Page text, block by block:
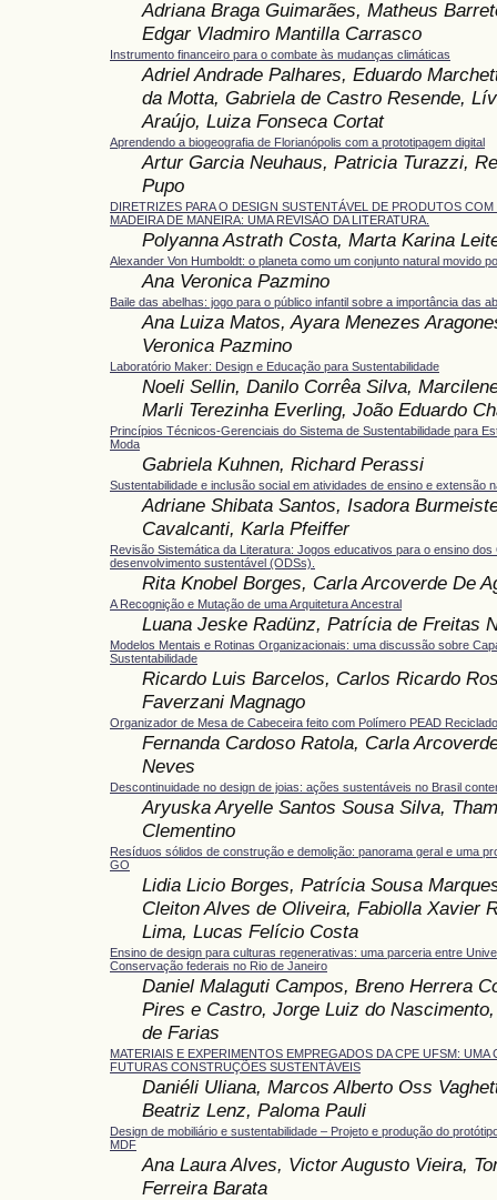
Adriana Braga Guimarães, Matheus
Edgar Vladmiro Mantilla Carrasco
Instrumento financeiro para o combate às mudanças climáticas
Adriel Andrade Palhares, Eduardo
da Motta, Gabriela de Castro Resende,
Araújo, Luiza Fonseca Cortat
Aprendendo a biogeografia de Florianópolis com a prototipagem digital
Artur Garcia Neuhaus, Patricia Turazzi,
Pupo
DIRETRIZES PARA O DESIGN SUSTENTÁVEL DE PRODUTOS
MADEIRA DE MANEIRA: UMA REVISÃO DA LITERATURA.
Polyanna Astrath Costa, Marta Karina
Alexander Von Humboldt: o planeta como um conjunto natural movido
Ana Veronica Pazmino
Baile das abelhas: jogo para o público infantil sobre a importância das
Ana Luiza Matos, Ayara Menezes
Veronica Pazmino
Laboratório Maker: Design e Educação para Sustentabilidade
Noeli Sellin, Danilo Corrêa Silva,
Marli Terezinha Everling, João Eduardo
Princípios Técnicos-Gerenciais do Sistema de Sustentabilidade para
Moda
Gabriela Kuhnen, Richard Perassi
Sustentabilidade e inclusão social em atividades de ensino e extensão
Adriane Shibata Santos, Isadora
Cavalcanti, Karla Pfeiffer
Revisão Sistemática da Literatura: Jogos educativos para o ensino dos
desenvolvimento sustentável (ODSs).
Rita Knobel Borges, Carla Arcoverde De
A Recognição e Mutação de uma Arquitetura Ancestral
Luana Jeske Radünz, Patrícia de Freitas
Modelos Mentais e Rotinas Organizacionais: uma discussão sobre
Sustentabilidade
Ricardo Luis Barcelos, Carlos Ricardo
Faverzani Magnago
Organizador de Mesa de Cabeceira feito com Polímero PEAD Reciclado
Fernanda Cardoso Ratola, Carla
Neves
Descontinuidade no design de joias: ações sustentáveis no Brasil
Aryuska Aryelle Santos Sousa Silva,
Clementino
Resíduos sólidos de construção e demolição: panorama geral e uma
GO
Lidia Licio Borges, Patrícia Sousa
Cleiton Alves de Oliveira, Fabiolla Xavier
Lima, Lucas Felício Costa
Ensino de design para culturas regenerativas: uma parceria entre
Conservação federais no Rio de Janeiro
Daniel Malaguti Campos, Breno Herrera
Pires e Castro, Jorge Luiz do
de Farias
MATERIAIS E EXPERIMENTOS EMPREGADOS DA CPE UFSM: UMA
FUTURAS CONSTRUÇÕES SUSTENTÁVEIS
Daniéli Uliana, Marcos Alberto Oss
Beatriz Lenz, Paloma Pauli
Design de mobiliário e sustentabilidade – Projeto e produção do
MDF
Ana Laura Alves, Victor Augusto Vieira,
Ferreira Barata